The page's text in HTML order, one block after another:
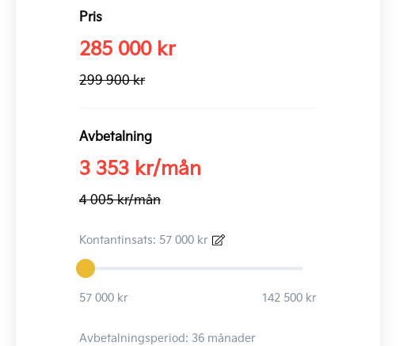
Pris
285 000 kr
299 900 kr
Avbetalning
3 353 kr/mån
4 005 kr/mån
Kontantinsats: 57 000 kr
57 000 kr 142 500 kr
Avbetalningsperiod: 36 månader